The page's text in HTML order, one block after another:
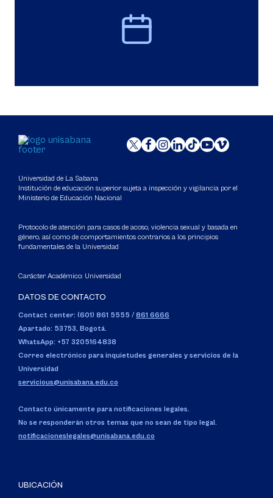
Universidad de La Sabana
Institución de educación superior sujeta a inspección y vigilancia por el
Ministerio de Educación Nacional
Protocolo de atención para casos de acoso, violencia sexual y basada en
género, así como de comportamientos contrarios a los principios
fundamentales de la Universidad
Carácter Académico: Universidad
DATOS DE CONTACTO
Contact center: (601) 861 5555 / 861 6666
Apartado: 53753, Bogotá.
WhatsApp: +57 3205164838
Correo electrónico para inquietudes generales y servicios de la
Universidad
servicious@unisabana.edu.co
Contacto únicamente para notificaciones legales.
No se responderán otros temas que no sean de tipo legal.
notificacioneslegales@unisabana.edu.co
UBICACIÓN